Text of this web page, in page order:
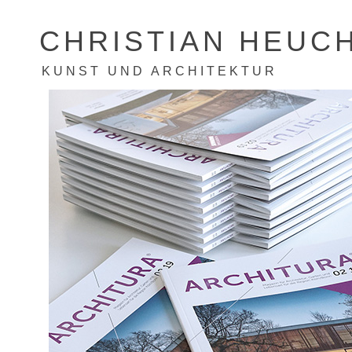
CHRISTIAN
KUNST UND ARCHITEKTUR